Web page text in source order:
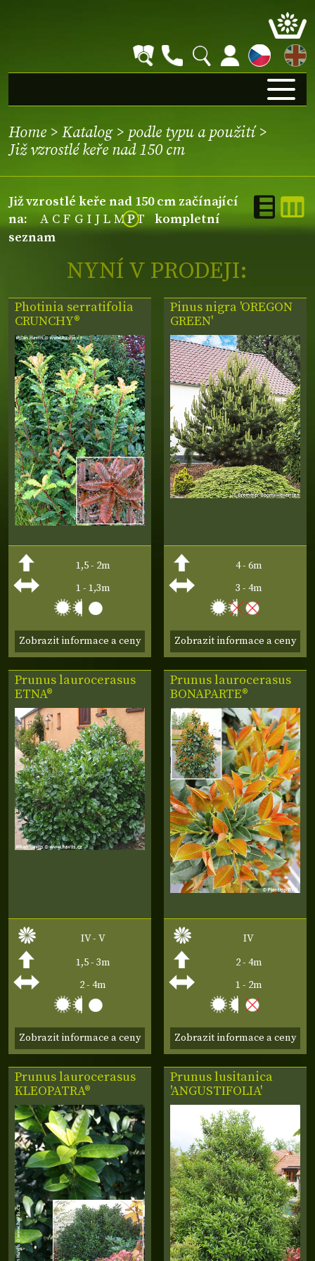
EN
Home > Katalog> podle typu a použití>
Již vzrostlé keře nad 150 cm
Již vzrostlé keře nad 150 cm začínající
na:
A C F G I J L MPT
kompletní
seznam
NYNÍ V PRODEJI:
Photinia serratifolia
CRUNCHY®
1,5 - 2m
1 - 1,3m
Zobrazit informace a ceny
Pinus nigra 'OREGON
GREEN'
4 - 6m
3 - 4m
Zobrazit informace a ceny
Prunus laurocerasus
ETNA®
IV - V
1,5 - 3m
2 - 4m
Zobrazit informace a ceny
Prunus laurocerasus
BONAPARTE®
IV
2 - 4m
1 - 2m
Zobrazit informace a ceny
Prunus laurocerasus
KLEOPATRA®
Prunus lusitanica
'ANGUSTIFOLIA'